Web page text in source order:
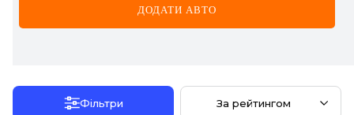
CHRYSLER
ДОДАТИ АВТО
Фільтри За рейтингом